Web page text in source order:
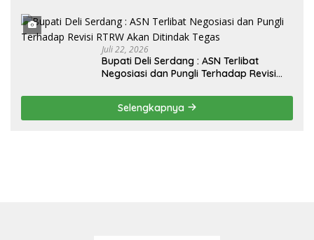
Juli 22, 2026
Bupati Deli Serdang : ASN Terlibat
Negosiasi dan Pungli Terhadap Revisi
Selengkapnya